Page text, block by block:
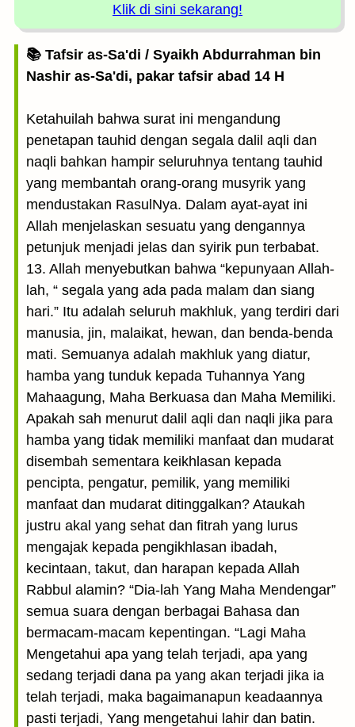
Klik di sini sekarang!
📚 Tafsir as-Sa'di / Syaikh Abdurrahman bin
Nashir as-Sa'di, pakar tafsir abad 14 H
Ketahuilah bahwa surat ini mengandung
penetapan tauhid dengan segala dalil aqli dan
naqli bahkan hampir seluruhnya tentang tauhid
yang membantah orang-orang musyrik yang
mendustakan RasulNya. Dalam ayat-ayat ini
Allah menjelaskan sesuatu yang dengannya
petunjuk menjadi jelas dan syirik pun terbabat.
13. Allah menyebutkan bahwa “kepunyaan Allah-
lah, “ segala yang ada pada malam dan siang
hari.” Itu adalah seluruh makhluk, yang terdiri dari
manusia, jin, malaikat, hewan, dan benda-benda
mati. Semuanya adalah makhluk yang diatur,
hamba yang tunduk kepada Tuhannya Yang
Mahaagung, Maha Berkuasa dan Maha Memiliki.
Apakah sah menurut dalil aqli dan naqli jika para
hamba yang tidak memiliki manfaat dan mudarat
disembah sementara keikhlasan kepada
pencipta, pengatur, pemilik, yang memiliki
manfaat dan mudarat ditinggalkan? Ataukah
justru akal yang sehat dan fitrah yang lurus
mengajak kepada pengikhlasan ibadah,
kecintaan, takut, dan harapan kepada Allah
Rabbul alamin? “Dia-lah Yang Maha Mendengar”
semua suara dengan berbagai Bahasa dan
bermacam-macam kepentingan. “Lagi Maha
Mengetahui apa yang telah terjadi, apa yang
sedang terjadi dana pa yang akan terjadi jika ia
telah terjadi, maka bagaimanapun keadaannya
pasti terjadi, Yang mengetahui lahir dan batin.